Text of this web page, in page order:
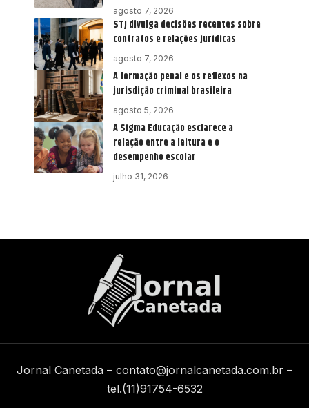
agosto 7, 2026
STJ divulga decisões recentes sobre
contratos e relações jurídicas
agosto 7, 2026
A formação penal e os reflexos na
jurisdição criminal brasileira
agosto 5, 2026
A Sigma Educação esclarece a
relação entre a leitura e o
desempenho escolar
julho 31, 2026
Jornal Canetada – contato@jornalcanetada.com.br –
tel.(11)91754-6532